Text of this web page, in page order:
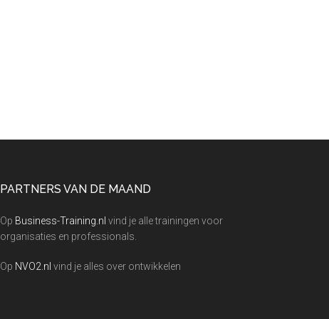
PARTNERS VAN DE MAAND
Op Business-Training.nl vind je alle trainingen voor
organisaties en professionals.
Op NVO2.nl vind je alles over ontwikkelen